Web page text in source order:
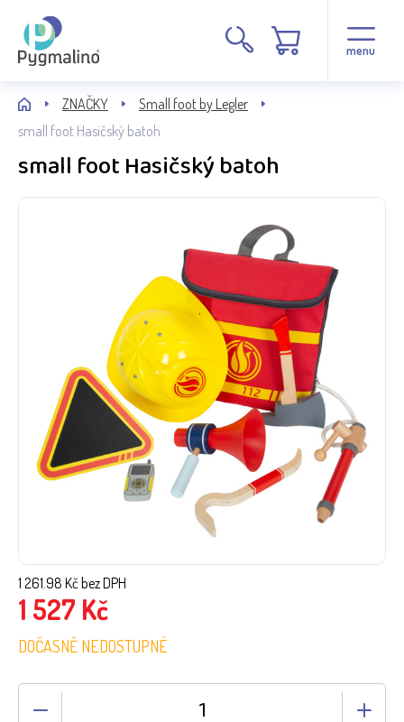
menu
ZNAČKY
Small foot by Legler
small foot Hasičský batoh
small foot Hasičský batoh
1 261.98 Kč bez DPH
1 527 Kč
DOČASNĚ NEDOSTUPNÉ